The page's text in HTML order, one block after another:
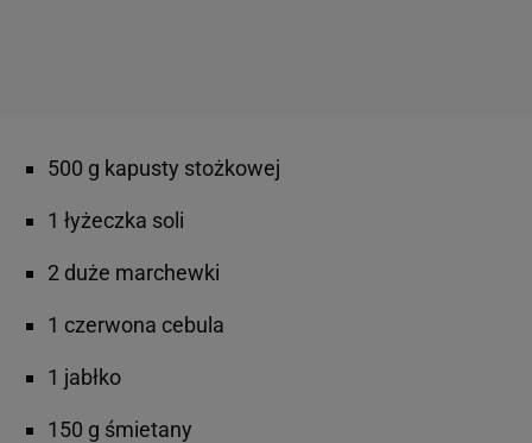
500 g kapusty stożkowej
1 łyżeczka soli
2 duże marchewki
1 czerwona cebula
1 jabłko
150 g śmietany